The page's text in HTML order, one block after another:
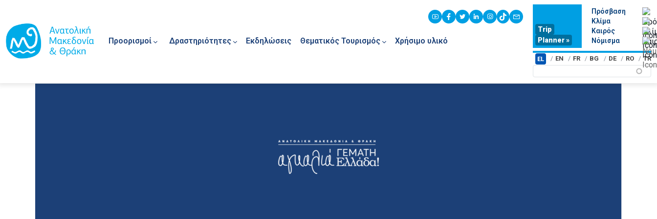
Προορισμοί Δραστηριότητες Εκδηλώσεις Θεματικός Τουρισμός Χρήσιμο υλικό
youtubefacebook
twitterlinkedininstagram
tiktokcontact
Trip
Planner »
Πρόσβαση
Κλίμα
Καιρός
Νόμισμα
EL EN FR BG DE RO TR